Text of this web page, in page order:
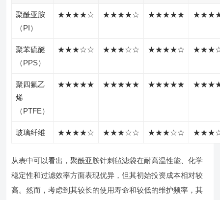
聚酰亚胺
（PI）
★★★★☆ ★★★★☆ ★★★★★
聚苯硫醚
（PPS）
★★★☆☆ ★★★☆☆ ★★★★☆
聚四氟乙
烯
（PTFE）
★★★★★ ★★★★★ ★★★★★
玻璃纤维 ★★★★☆ ★★★☆☆ ★★★☆☆
从表中可以看出，聚酰亚胺针刺毡滤袋在耐高温性能、化学
稳定性和过滤效率方面表现优异，但其初始投资成本相对较
高。然而，考虑到其较长的使用寿命和较低的维护频率，其